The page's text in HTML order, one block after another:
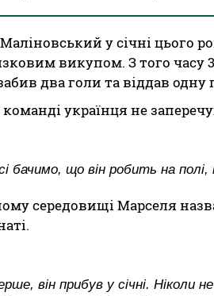
у січні цього
викупом. З того часу
два голи та віддав одну
українця не
бачимо, що він робить на
середовищі Марселя
він прибув у січні. Ніколи